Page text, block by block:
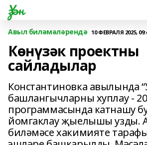
Үзән
Авыл биләмәләрендә 10 ФЕВРАЛЯ 2025,
Көнүзәк проектны
сайладылар
Константиновка авылында
башлангычларны хуплау -
программасында катнашу
йомгаклау җыелышы узды.
биләмәсе хакимияте